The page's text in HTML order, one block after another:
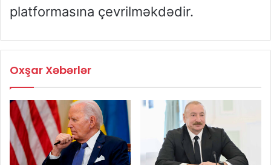
platformasına çevrilməkdədir.
Oxşar Xəbərlər